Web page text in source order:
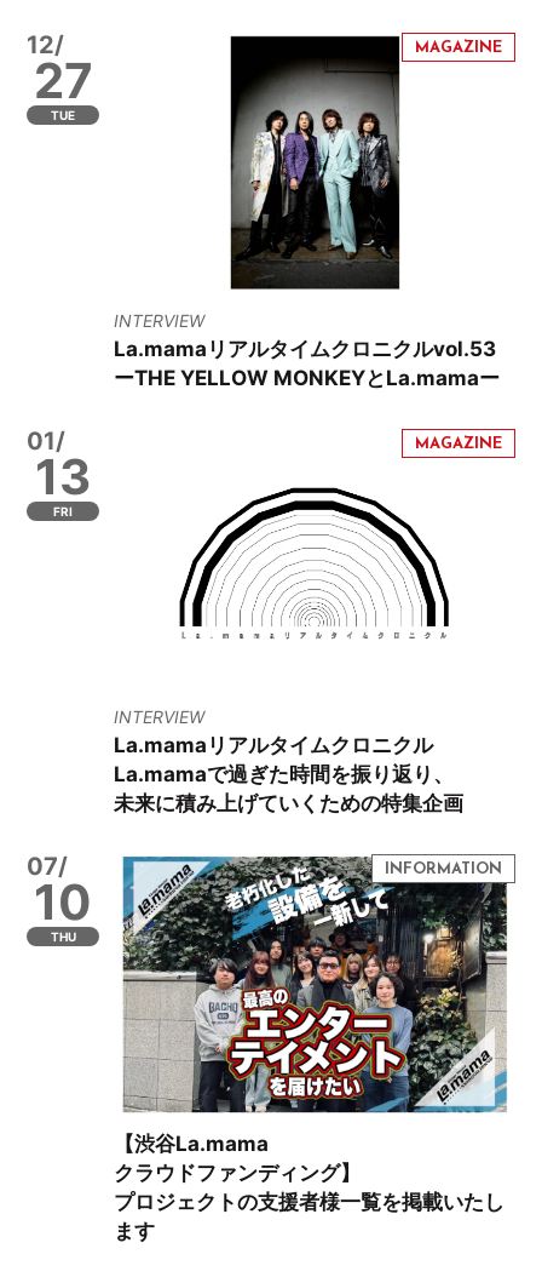
12/
27
TUE
INTERVIEW
La.mamaリアルタイムクロニクルvol.53
ーTHE YELLOW MONKEYとLa.mamaー
01/
13
FRI
INTERVIEW
La.mamaリアルタイムクロニクル
La.mamaで過ぎた時間を振り返り、
未来に積み上げていくための特集企画
07/
10
THU
【渋谷La.mama
クラウドファンディング】
プロジェクトの支援者様一覧を掲載いたし
ます